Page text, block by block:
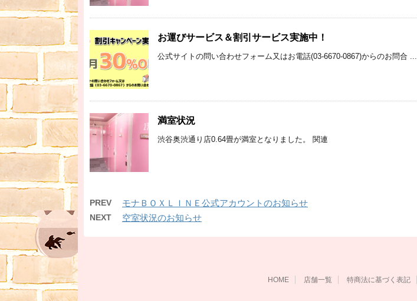
お運びサービス＆割引サービス実施中！
公式サイトの問い合わせフォーム又はお電話(03-6670-0867)からのお問合 ...
満室状況
渋谷奥渋通り店0.64畳が満室となりました。 関連
PREV モナＢＯＸＬＩＮＥ公式アカウントのお知らせ
NEXT 空室状況のお知らせ
HOME 店舗一覧 特商法に基づく表記